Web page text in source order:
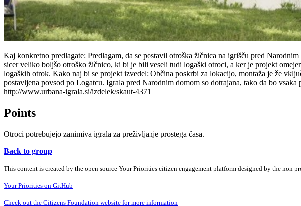
Kaj konkretno predlagate: Predlagam, da se postavil otroška žičnica na igrišču pred
sicer veliko boljšo otroško žičnico, ki bi je bili veseli tudi logaški otroci, a ker je projekt
logaških otrok. Kako naj bi se projekt izvedel: Občina poskrbi za lokacijo, montaža je že
postavljena povsod po Logatcu. Igrala pred Narodnim domom so dotrajana, tako da bo
http://www.urbana-igrala.si/izdelek/skaut-4371
Points
Otroci potrebujejo zanimiva igrala za preživljanje prostega časa.
Back to group
This content is created by the open source Your Priorities citizen engagement platform designed by the non
Your Priorities on GitHub
Check out the Citizens Foundation website for more information